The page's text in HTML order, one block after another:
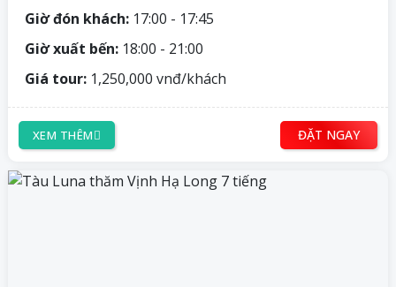
Giờ đón khách: 17:00 - 17:45
Giờ xuất bến: 18:00 - 21:00
Giá tour: 1,250,000 vnđ/khách
XEM THÊM ĐẶT NGAY